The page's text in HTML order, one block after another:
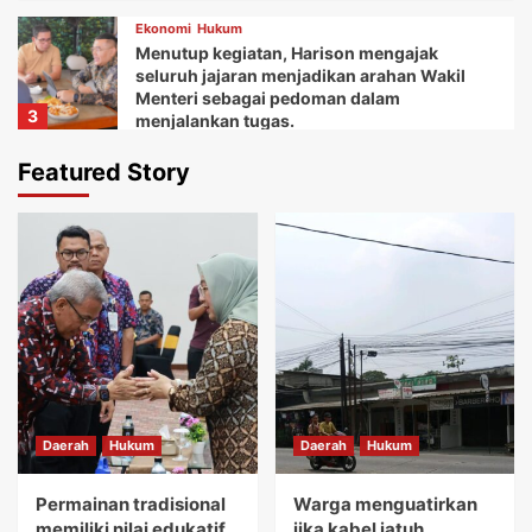
3
Ekonomi Hukum
Menutup kegiatan, Harison mengajak
seluruh jajaran menjadikan arahan Wakil
Menteri sebagai pedoman dalam
menjalankan tugas.
Daerah
Ketua Balai Adat Keariaan Tangerang Rd.
dukungan dan bantuan Bupati Tangerang
dan seluruh jajarannya.
5
Daerah Ekonomi
Kemudian Anna menuturkan acara Gebyar
festival Kuliner UMKM memberikan wadah
bagi koperasi dan pelaku usaha mikro.
Daerah Hukum
Permainan tradisional memiliki nilai
Featured Story
Daerah Hukum
Permainan tradisional
Daerah Hukum
Warga menguatirkan